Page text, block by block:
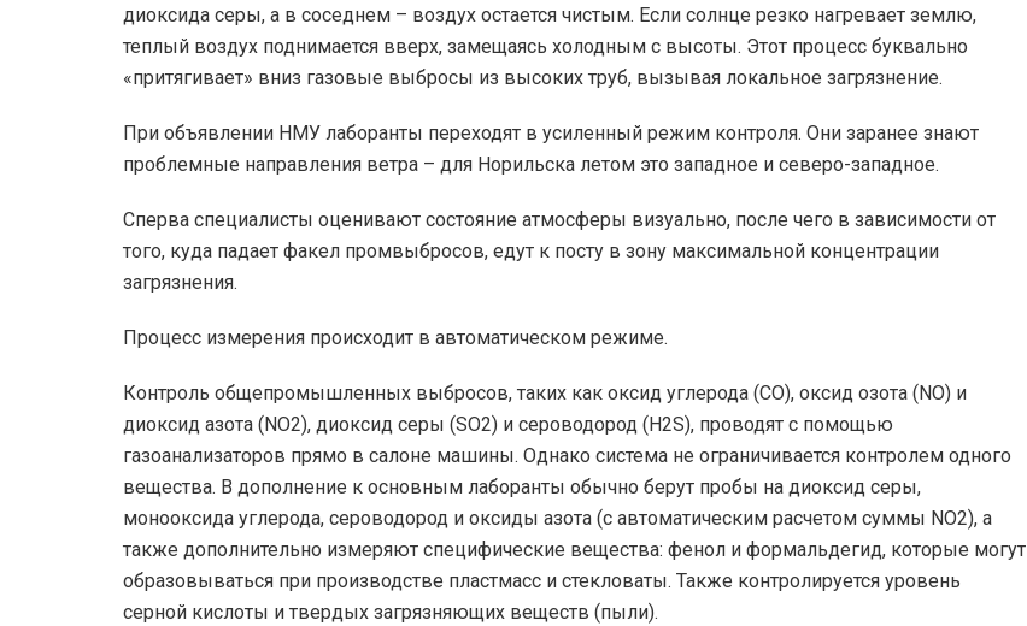
диоксида серы, а в соседнем – воздух остается чистым. Если солнце резко нагревает землю,
теплый воздух поднимается вверх, замещаясь холодным с высоты. Этот процесс буквально
«притягивает» вниз газовые выбросы из высоких труб, вызывая локальное загрязнение.
При объявлении НМУ лаборанты переходят в усиленный режим контроля. Они заранее знают
проблемные направления ветра – для Норильска летом это западное и северо-западное.
Сперва специалисты оценивают состояние атмосферы визуально, после чего в зависимости от
того, куда падает факел промвыбросов, едут к посту в зону максимальной концентрации
загрязнения.
Процесс измерения происходит в автоматическом режиме.
Контроль общепромышленных выбросов, таких как оксид углерода (СО), оксид озота (NO) и
диоксид азота (NO2), диоксид серы (SO2) и сероводород (H2S), проводят с помощью
газоанализаторов прямо в салоне машины. Однако система не ограничивается контролем одного
вещества. В дополнение к основным лаборанты обычно берут пробы на диоксид серы,
монооксида углерода, сероводород и оксиды азота (с автоматическим расчетом суммы NO2), а
также дополнительно измеряют специфические вещества: фенол и формальдегид, которые могут
образовываться при производстве пластмасс и стекловаты. Также контролируется уровень
серной кислоты и твердых загрязняющих веществ (пыли).